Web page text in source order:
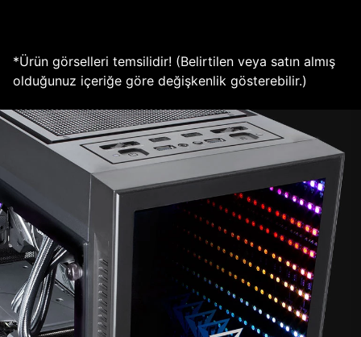
*Ürün görselleri temsilidir! (Belirtilen veya satın almış
olduğunuz içeriğe göre değişkenlik gösterebilir.)